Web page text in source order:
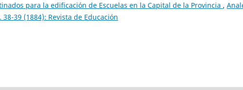
para la edificación de Escuelas en la Capital de la Provincia ,
39 (1884): Revista de Educación